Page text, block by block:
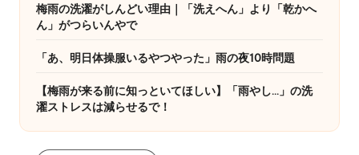
梅雨の洗濯がしんどい理由｜「洗えへん」より「乾かへ
ん」がつらいんやで
「あ、明日体操服いるやつやった」雨の夜10時問題
【梅雨が来る前に知っといてほしい】「雨やし…」の洗
濯ストレスは減らせるで！